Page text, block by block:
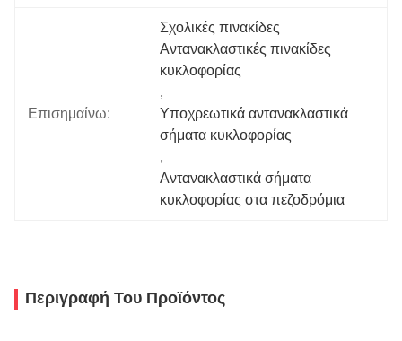
Επισημαίνω:
Σχολικές πινακίδες
Αντανακλαστικές πινακίδες
κυκλοφορίας
,
Υποχρεωτικά αντανακλαστικά
σήματα κυκλοφορίας
,
Αντανακλαστικά σήματα
κυκλοφορίας στα πεζοδρόμια
Περιγραφή Του Προϊόντος